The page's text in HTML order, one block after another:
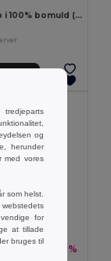
sandwich cap i 100% bomuld (260 g/m²)
-6%
og
herunder
med vores
som helst.
for
at tillade
bruges til